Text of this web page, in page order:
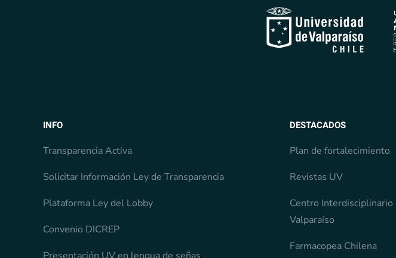
INFO
Transparencia Activa
Solicitar Información Ley de Transparencia
Plataforma Ley del Lobby
Convenio DICREP
DESTACADOS
Plan de fortalecimiento
Revistas UV
Centro Interdisciplinario
Valparaíso
Farmacopea Chilena